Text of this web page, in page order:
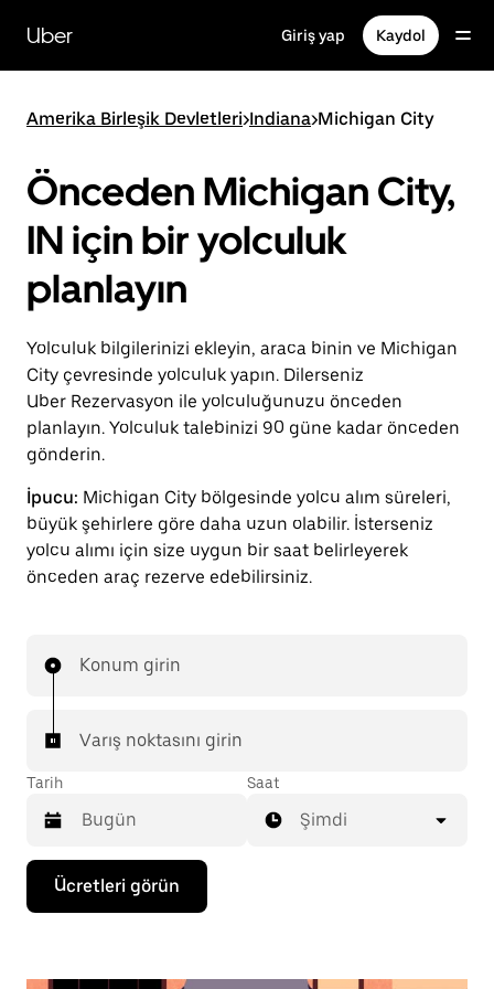
içeriğe
gidinUber Giriş yap Kaydol
Amerika Birleşik Devletleri>Indiana>Michigan City
Önceden Michigan City,
IN için bir yolculuk
planlayın
Yolculuk bilgilerinizi ekleyin, araca binin ve Michigan
City çevresinde yolculuk yapın. Dilerseniz
Uber Rezervasyon ile yolculuğunuzu önceden
planlayın. Yolculuk talebinizi 90 güne kadar önceden
gönderin.
İpucu: Michigan City bölgesinde yolcu alım süreleri,
büyük şehirlere göre daha uzun olabilir. İsterseniz
yolcu alımı için size uygun bir saat belirleyerek
önceden araç rezerve edebilirsiniz.
Konum girin
Varış noktasını girin
Tarih
Takvimle
etkileşime
geçmek
Saat
Şimdi
Ücretleri görün